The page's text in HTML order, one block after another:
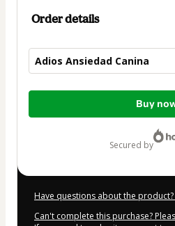
Order details
Adios Ansiedad Canina
Total
$9.00
Buy
secured by
Have questions about the
Can't complete this purchase?